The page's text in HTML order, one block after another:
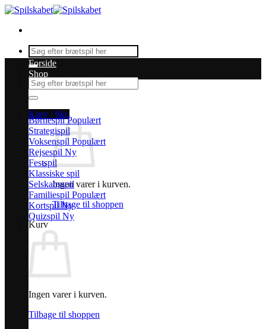
Fortsæt
indhold
Søg
efter:
Søg
efter:
Kurv /0kr.
Ingen varer i kurven.
Tilbage til shoppen
Kurv
Ingen varer i kurven.
Tilbage til shoppen
Forside
Shop
Børnespil
Strategispil
Voksenspil
Rejsespil
Festspil
Klassiske spil
Selskabsspil
Familiespil
Kortspil
Quizspil